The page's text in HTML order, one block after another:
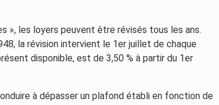
», les loyers peuvent être révisés tous les ans.
la révision intervient le 1er juillet de chaque
disponible, est de 3,50 % à partir du 1er
à dépasser un plafond établi en fonction de